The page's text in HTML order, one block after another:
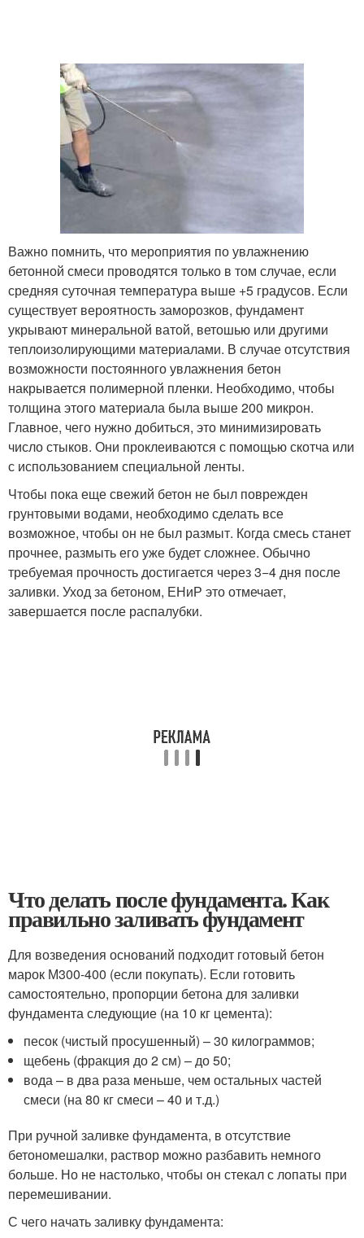
Важно помнить, что мероприятия по увлажнению
бетонной смеси проводятся только в том случае, если
средняя суточная температура выше +5 градусов. Если
существует вероятность заморозков, фундамент
укрывают минеральной ватой, ветошью или другими
теплоизолирующими материалами. В случае отсутствия
возможности постоянного увлажнения бетон
накрывается полимерной пленки. Необходимо, чтобы
толщина этого материала была выше 200 микрон.
Главное, чего нужно добиться, это минимизировать
число стыков. Они проклеиваются с помощью скотча или
с использованием специальной ленты.
Чтобы пока еще свежий бетон не был поврежден
грунтовыми водами, необходимо сделать все
возможное, чтобы он не был размыт. Когда смесь станет
прочнее, размыть его уже будет сложнее. Обычно
требуемая прочность достигается через 3−4 дня после
заливки. Уход за бетоном, ЕНиР это отмечает,
завершается после распалубки.
Что делать после фундамента. Как
правильно заливать фундамент
Для возведения оснований подходит готовый бетон
марок М300-400 (если покупать). Если готовить
самостоятельно, пропорции бетона для заливки
фундамента следующие (на 10 кг цемента):
песок (чистый просушенный) – 30 килограммов;
щебень (фракция до 2 см) – до 50;
вода – в два раза меньше, чем остальных частей
смеси (на 80 кг смеси – 40 и т.д.)
При ручной заливке фундамента, в отсутствие
бетономешалки, раствор можно разбавить немного
больше. Но не настолько, чтобы он стекал с лопаты при
перемешивании.
С чего начать заливку фундамента: